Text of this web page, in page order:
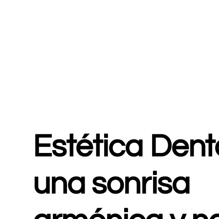
Estética
una sonrisa